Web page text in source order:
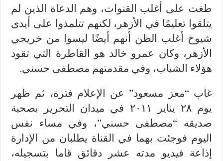
طغت على أغلب القنوات، وهم الدعاة الذين لم
يتلقوا تعليمًا في الأزهر، لكنهم تتلمذوا على أيدى
شيوخ أغلب الظن أنهم أيضًا ليسوا من خريجي
الأزهر، وكان عمرو خالد هو القاطرة التي تقود
هؤلاء الشباب، وفي مقدمتهم مصطفى حسني.
غاب “معز مسعود” عن الإعلام فترة، ثم ظهر
يوم ٢٨ يناير ٢٠١١ في ميدان التحرير بصحبة
صديقه “مصطفى حسني”، وفي مساء نفس
اليوم فوجئت بهما في القناة يطلبان من الإدارة
إذاعة فيديو مدته عشر دقائق قاما بتسجيله،